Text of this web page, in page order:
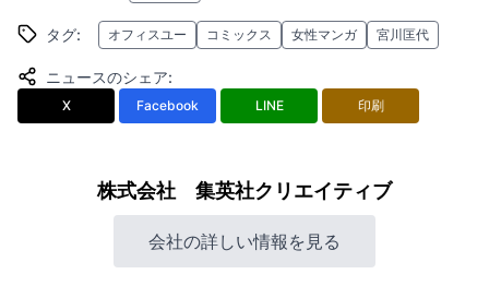
タグ: オフィスユー コミックス 女性マンガ 宮川匡代
ニュースのシェア:
X Facebook LINE 印刷
株式会社 集英社クリエイティブ
会社の詳しい情報を見る